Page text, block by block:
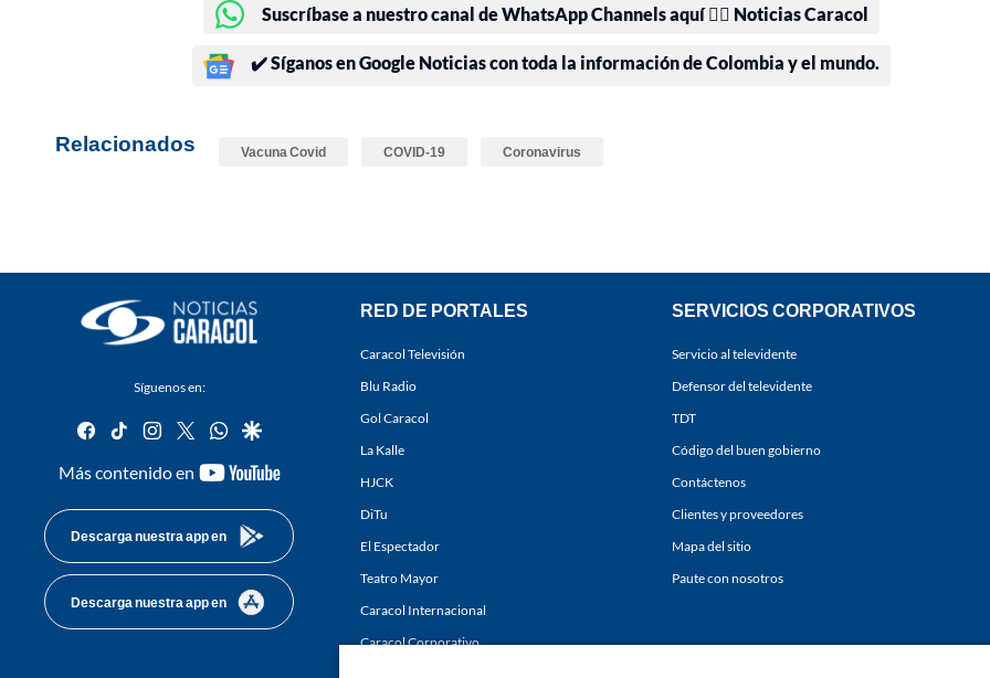
Suscríbase a nuestro canal de WhatsApp Channels aquí 👉🏻 Noticias Caracol
✔️ Síganos en Google Noticias con toda la información de Colombia y el mundo.
Relacionados Vacuna Covid COVID-19 Coronavirus
Síguenos en:
facebook
tiktok instagram
twitterwhatsapp
google
Más contenido en
youtube-
Descarga nuestra app en
Descarga nuestra app en
RED DE PORTALES
Caracol Televisión
Blu Radio
Gol Caracol
La Kalle
HJCK
DiTu
El Espectador
Teatro Mayor
Caracol Internacional
Caracol Corporativo
SERVICIOS CORPORATIVOS
Servicio al televidente
Defensor del televidente
TDT
Código del buen gobierno
Contáctenos
Clientes y proveedores
Mapa del sitio
Paute con nosotros